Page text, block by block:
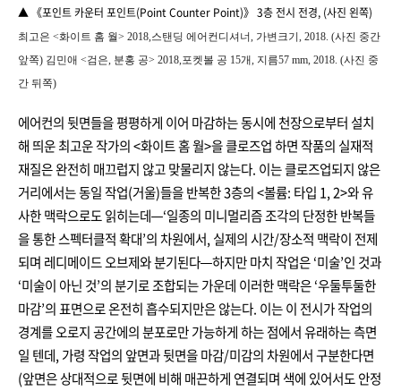
▲ 《포인트 카운터 포인트(Point Counter Point)》 3층전시 전경, (사진 왼쪽)
최고은 <화이트 홈 월> 2018,스탠딩 에어컨디셔너, 가변크기, 2018. (사진 중간
앞쪽) 김민애 <검은, 분홍 공> 2018,포켓볼 공 15개, 지름57 mm, 2018. (사진 중
간 뒤 쪽)
에어컨의 뒷면들을 평평하게 이어 마감하는 동시에 천장으로부터 설치
해 띄운 최고운 작가의 <화이트 홈 월>을 클로즈업 하면 작품의 실재적
재질은 완전히 매끄럽지 않고 맞물리지 않는다. 이는 클로즈업되지 않은
거리에서는 동일 작업(거울)들을 반복한 3층의 <볼륨: 타입 1, 2>와 유
사한 맥락으로도 읽히는데—‘일종의 미니멀리즘 조각의 단정한 반복들
을 통한 스펙터클적 확대’의 차원에서, 실제의 시간/장소적 맥락이 전제
되며 레디메이드 오브제와 분기된다—하지만 마치 작업은‘미술’인 것과
‘미술이 아닌 것’의 분기로 조합되는 가운데 이러한 맥락은 ‘우둘투둘한
마감’의 표면으로 온전히 흡수되지만은 않는다. 이는 이 전시가 작업의
경계를 오로지 공간에의 분포로만 가능하게 하는 점에서 유래하는 측면
일 텐데, 가령 작업의 앞면과 뒷면을 마감/미감의 차원에서 구분한다면
(앞면은 상대적으로 뒷면에 비해 매끈하게 연결되며 색에 있어서도 안정